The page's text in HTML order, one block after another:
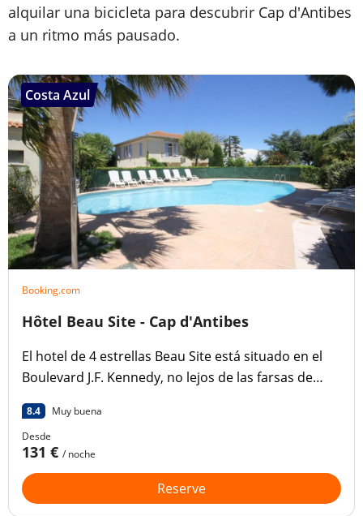
alquilar una bicicleta para descubrir Cap d'Antibes
a un ritmo más pausado.
Costa Azul
Booking.com
Hôtel Beau Site - Cap d'Antibes
El hotel de 4 estrellas Beau Site está situado en el
Boulevard J.F. Kennedy, no lejos de las farsas de
Anse de l'Argent, en el corazón del codiciado Cap
d'Antibes.
8.4
Muy buena
Desde
131 € / noche
Reserve